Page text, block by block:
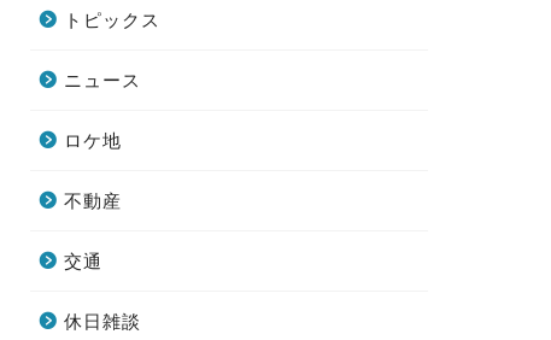
トピックス
ニュース
ロケ地
不動産
交通
休日雑談